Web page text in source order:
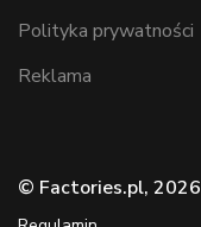
Polityka prywatności
Reklama
© Factories.pl, 2026